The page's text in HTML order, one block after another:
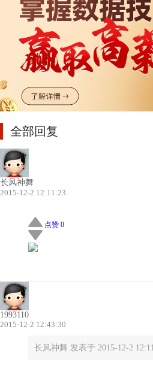
全部回复
长风神舞
2015-12-2 12:11:23
点赞 0
1993110
2015-12-2 12:43:30
长风神舞 发表于 2015-12-2 12:11